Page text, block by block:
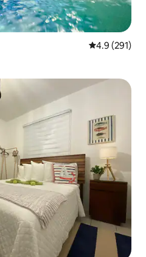
從 291 則評
4.9 (291)